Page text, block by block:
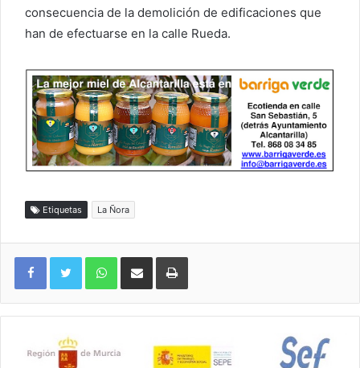
consecuencia de la demolición de edificaciones que
han de efectuarse en la calle Rueda.
Etiquetas La Ñora
WhatsAppCompartir por correo electrónicoImprimir